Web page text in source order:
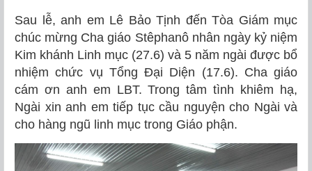
Sau lễ, anh em Lê Bảo Tịnh đến Tòa Giám mục
chúc mừng Cha giáo Stêphanô nhân ngày kỷ niệm
Kim khánh Linh mục (27.6) và 5 năm ngài được bổ
nhiệm chức vụ Tổng Đại Diện (17.6). Cha giáo
cám ơn anh em LBT. Trong tâm tình khiêm hạ,
Ngài xin anh em tiếp tục cầu nguyện cho Ngài và
cho hàng ngũ linh mục trong Giáo phận.